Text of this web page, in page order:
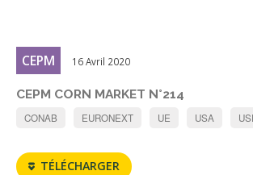
AGPM MAÏS DOUX
AGPM MAÏS SEMENCE
CEPM 16 Avril 2020
CEPM CORN MARKET N°214
CONAB EURONEXT UE USA
TÉLÉCHARGER